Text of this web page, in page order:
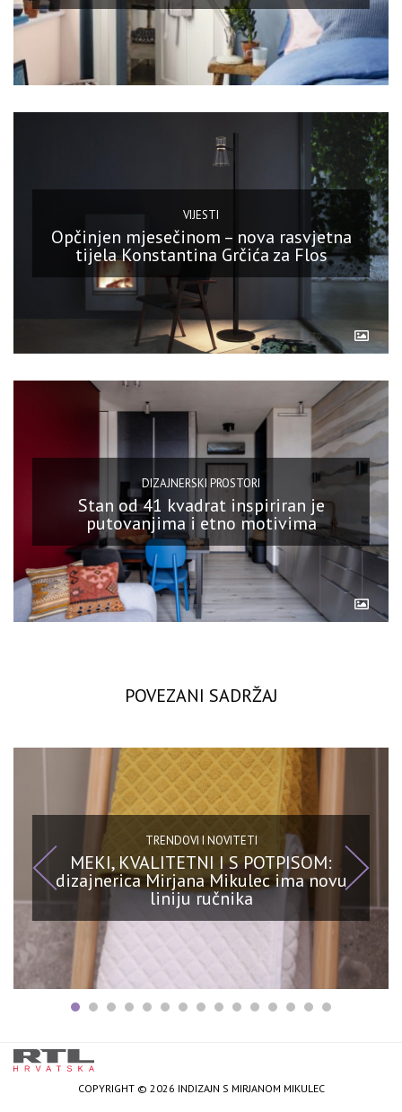
VIJESTI
Opčinjen mjesečinom – nova rasvjetna
tijela Konstantina Grčića za Flos
DIZAJNERSKI PROSTORI
Stan od 41 kvadrat inspiriran je
putovanjima i etno motivima
POVEZANI SADRŽAJ
TRENDOVI I NOVITETI
MEKI, KVALITETNI I S POTPISOM:
dizajnerica Mirjana Mikulec ima novu
liniju ručnika
COPYRIGHT © 2026 INDIZAJN S MIRJANOM MIKULEC